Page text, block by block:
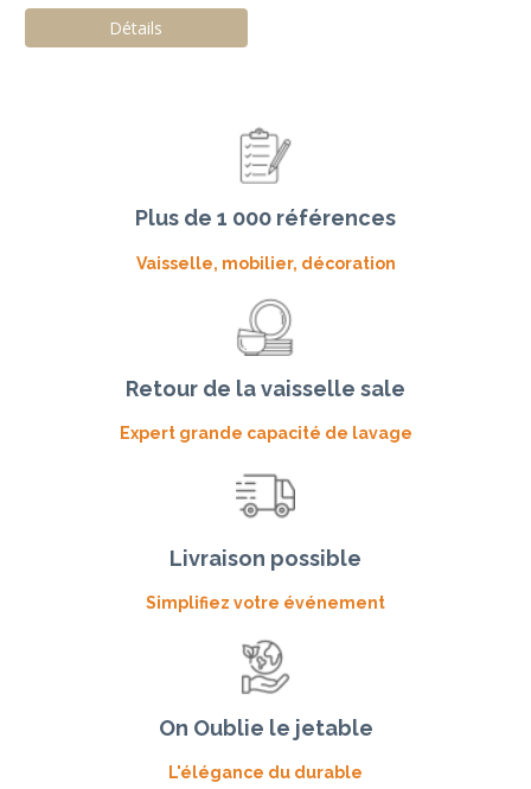
Détails
Plus de 1 000 références
Vaisselle, mobilier, décoration
Retour de la vaisselle sale
Expert grande capacité de lavage
Livraison possible
Simplifiez votre événement
On Oublie le jetable
L'élégance du durable